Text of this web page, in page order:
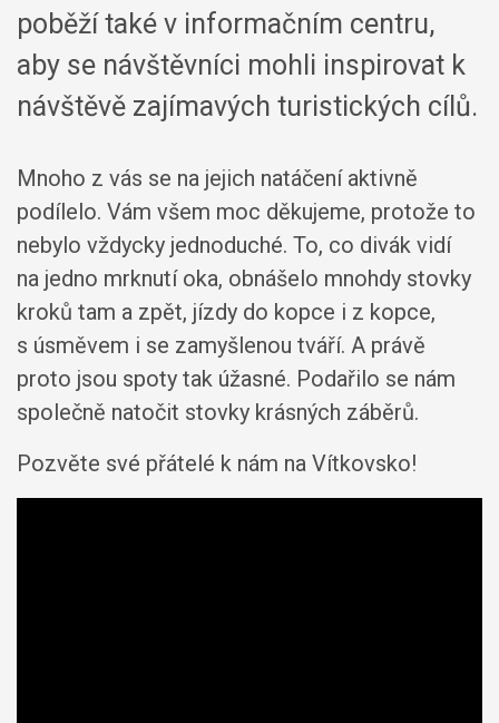
poběží také v informačním centru,
aby se návštěvníci mohli inspirovat k
návštěvě zajímavých turistických cílů.
Mnoho z vás se na jejich natáčení aktivně
podílelo. Vám všem moc děkujeme, protože to
nebylo vždycky jednoduché. To, co divák vidí
na jedno mrknutí oka, obnášelo mnohdy stovky
kroků tam a zpět, jízdy do kopce i z kopce,
s úsměvem i se zamyšlenou tváří. A právě
proto jsou spoty tak úžasné. Podařilo se nám
společně natočit stovky krásných záběrů.
Pozvěte své přátelé k nám na Vítkovsko!